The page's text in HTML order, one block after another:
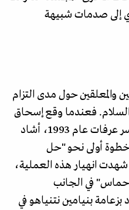
إلى صدمات شبيهة
والمعلقين حول مدى التزام
السلام. فعندما وقع إسحاق
رابين على اتفاقات أوسلو مع ياسر عرفات عام 1993، أشاد
خطوة أولى نحو "حل
شهدت انهيار هذه العملية،
في الجانب
بنيامين نتنياهو في